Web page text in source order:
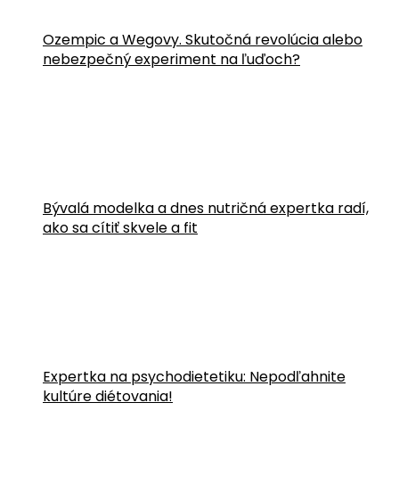
Ozempic a Wegovy. Skutočná revolúcia alebo
nebezpečný experiment na ľuďoch?
Bývalá modelka a dnes nutričná expertka radí,
ako sa cítiť skvele a fit
Expertka na psychodietetiku: Nepodľahnite
kultúre diétovania!